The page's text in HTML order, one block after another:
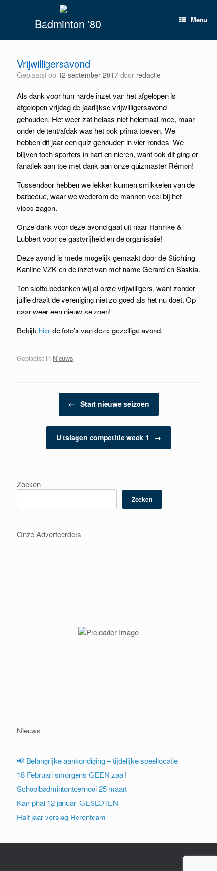
Badminton '80 Menu
Vrijwilligersavond
Geplaatst op 12 september 2017 door redactie
Als dank voor hun harde inzet van het afgelopen is
afgelopen vrijdag de jaarlijkse vrijwilligersavond
gehouden. Het weer zat helaas niet helemaal mee, maar
onder de tent/afdak was het ook prima toeven. We
hebben dit jaar een quiz gehouden in vier rondes. We
blijven toch sporters in hart en nieren, want ook dit ging er
fanatiek aan toe met dank aan onze quizmaster Rémon!
Tussendoor hebben we lekker kunnen smikkelen van de
barbecue, waar we wederom de mannen veel bij het
vlees zagen.
Onze dank voor deze avond gaat uit naar Harmke &
Lubbert voor de gastvrijheid en de organisatie!
Deze avond is mede mogelijk gemaakt door de Stichting
Kantine VZK en de inzet van met name Gerard en Saskia.
Ten slotte bedanken wij al onze vrijwilligers, want zonder
jullie draait de vereniging niet zo goed als het nu doet. Op
naar weer een nieuw seizoen!
Bekijk hierde foto’s van deze gezellige avond.
Geplaatst in Nieuws.
Berichtnavigatie
← Start nieuwe seizoen
Uitslagen competitie week 1 →
Zoeken
Zoeken
Onze Adverteerders
Nieuws
📢 Belangrijke aankondiging – tijdelijke speellocatie
18 Februari smorgens GEEN zaal!
Schoolbadmintontoernooi 25 maart
Kamphal 12 januari GESLOTEN
Half jaar verslag Herenteam